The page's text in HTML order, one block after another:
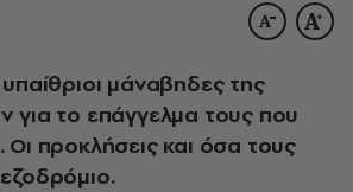
υπαίθριοι μάναβηδες της
για το επάγγελμα τους που
Οι προκλήσεις και όσα τους